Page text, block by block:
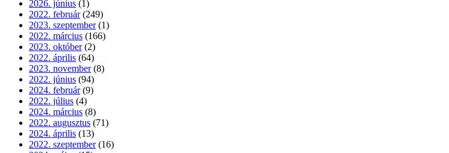
2026. június (1)
2022. február (249)
2023. szeptember (1)
2022. március (166)
2023. október (2)
2022. április (64)
2023. november (8)
2022. június (94)
2024. február (9)
2022. július (4)
2024. március (8)
2022. augusztus (71)
2024. április (13)
2022. szeptember (16)